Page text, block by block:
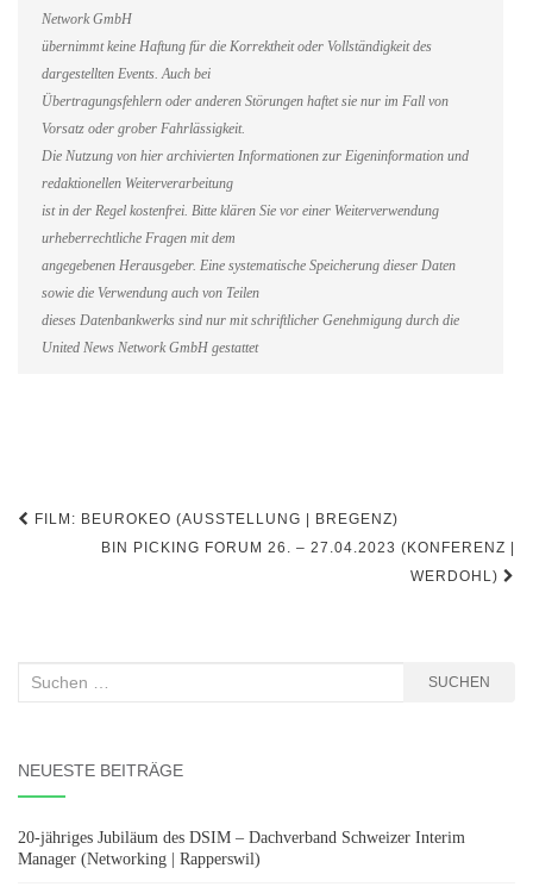
Network GmbH
übernimmt keine Haftung für die Korrektheit oder Vollständigkeit des
dargestellten Events. Auch bei
Übertragungsfehlern oder anderen Störungen haftet sie nur im Fall von
Vorsatz oder grober Fahrlässigkeit.
Die Nutzung von hier archivierten Informationen zur Eigeninformation und
redaktionellen Weiterverarbeitung
ist in der Regel kostenfrei. Bitte klären Sie vor einer Weiterverwendung
urheberrechtliche Fragen mit dem
angegebenen Herausgeber. Eine systematische Speicherung dieser Daten
sowie die Verwendung auch von Teilen
dieses Datenbankwerks sind nur mit schriftlicher Genehmigung durch die
United News Network GmbH gestattet
Beitragsnavigation
FILM: BEUROKEO (AUSSTELLUNG | BREGENZ)
BIN PICKING FORUM 26. – 27.04.2023 (KONFERENZ |
WERDOHL)
Suchen
SUCHEN
NEUESTE BEITRÄGE
20-jähriges Jubiläum des DSIM – Dachverband Schweizer Interim
Manager (Networking | Rapperswil)